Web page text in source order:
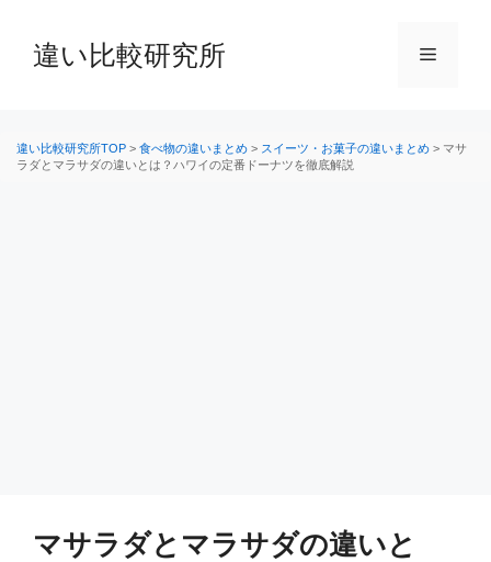
へ
違い比較研究所 メ
違い比較研究所TOP > 食べ物の違いまとめ > スイーツ・お菓子の違いまとめ > マサ
ラダとマラサダの違いとは？ハワイの定番ドーナツを徹底解説
マサラダとマラサダの違いと